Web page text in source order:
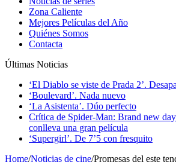
Zona Caliente
Mejores Películas del Año
Quiénes Somos
Contacta
Últimas Noticias
‘El Diablo se viste de Prada 2’.
‘Boulevard’. Nada nuevo
‘La Asistenta’. Dúo perfecto
Crítica de Spider-Man: Brand new
conlleva una gran película
‘Supergirl’. De 7’5 con fresquito
Home/Noticias de cine/Promesas del este